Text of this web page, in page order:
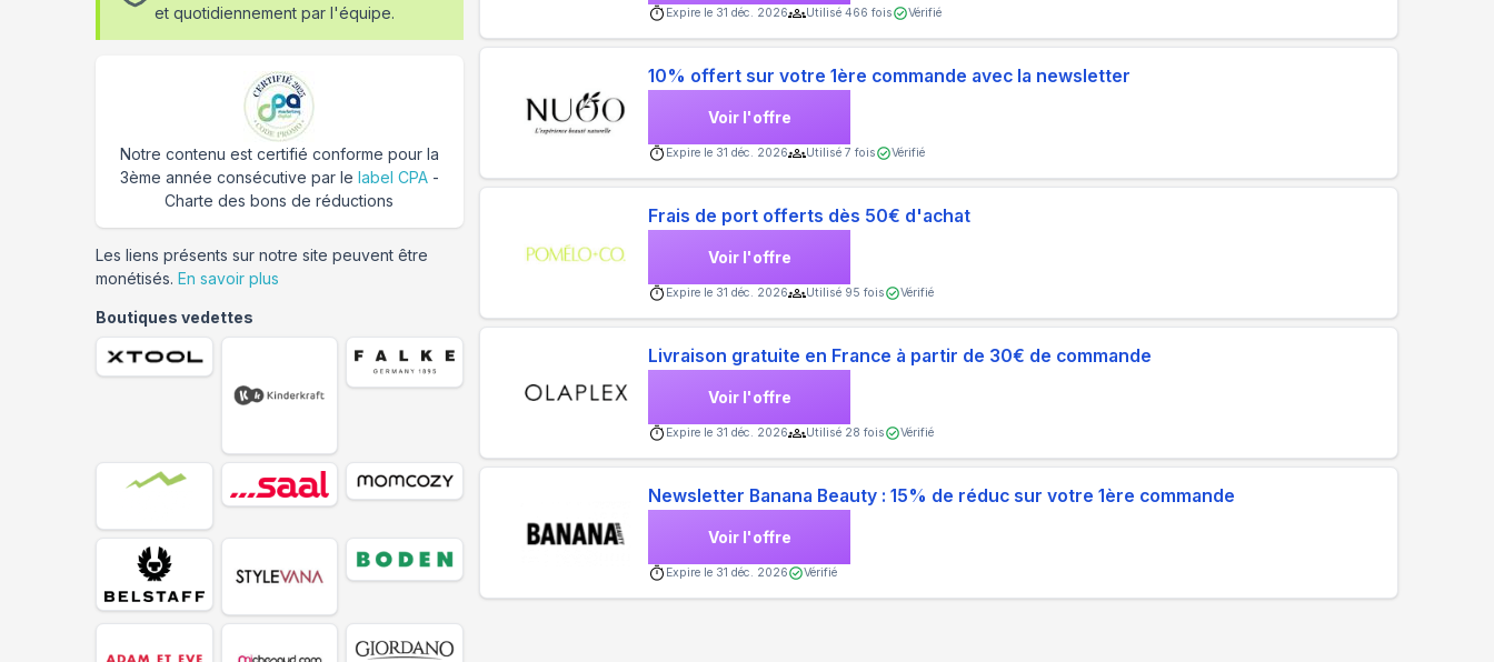
Expire le 31 déc. 2026 Utilisé466 fois Vérifié
10% offert sur votre 1ère commande avec la newsletter
Voir l'offre
Expire le 31 déc. 2026 Utilisé7 fois Vérifié
Frais de port offerts dès 50€ d'achat
Voir l'offre
Expire le 31 déc. 2026 Utilisé 95 fois Vérifié
Livraison gratuite en France à partir de 30€ de commande
Voir l'offre
Expire le 31 déc. 2026 Utilisé 28 fois Vérifié
Newsletter Banana Beauty : 15% de réduc sur votre 1ère commande
Voir l'offre
Expire le 31 déc. 2026 Vérifié
et quotidiennement par l'équipe.
Notre contenu est certifié conforme pour la
3ème année consécutive par le label CPA-
Charte des bons de réductions
Les liens présents sur notre site peuvent être
monétisés. En savoir plus
Boutiques vedettes